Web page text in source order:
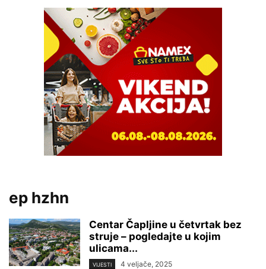
ep hzhn
Centar Čapljine u četvrtak bez
struje – pogledajte u kojim
ulicama...
VIJESTI 4 veljače, 2025